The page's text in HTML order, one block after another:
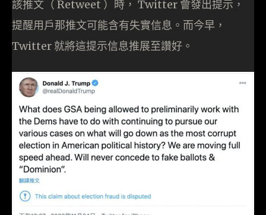
該推文（ Retweet ）時， Twitter 會發出提示，
提醒用戶那推文可能含有失實信息。而今早，
Twitter 就將這提示信息推展至讚好。